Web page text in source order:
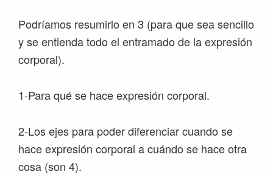
Podríamos resumirlo en 3 (para que sea sencillo
y se entienda todo el entramado de la expresión
corporal).
1-Para qué se hace expresión corporal.
2-Los ejes para poder diferenciar cuando se
hace expresión corporal a cuándo se hace otra
cosa (son 4).